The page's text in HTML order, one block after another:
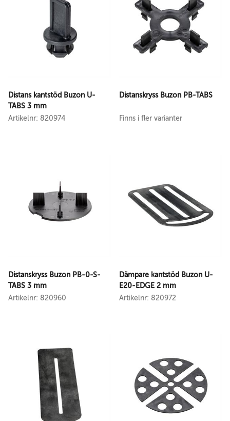
Distans kantstöd Buzon U-
TABS 3 mm
Artikelnr: 820974
Distanskryss Buzon PB-TABS
Finns i fler varianter
Distanskryss Buzon PB-0-S-
TABS 3 mm
Artikelnr: 820960
Dämpare kantstöd Buzon U-
E20-EDGE 2 mm
Artikelnr: 820972